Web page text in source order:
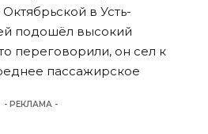
в Усть-
подошёл высокий
переговорили, он сел к
пассажирское
- РЕКЛАМА -